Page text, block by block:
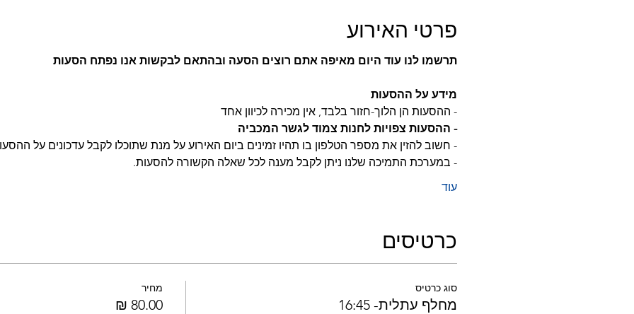
פרטי האירוע
תרשמו לנו עוד היום מאיפה אתם רוצים הסעה ובהתאם לבקשות אנו נפתח הסעות
מידע על ההסעות
- ההסעות הן הלוך-חזור בלבד, אין מכירה לכיוון אחד
- ההסעות צפויות לחנות צמוד לגשר המכביה
- חשוב להזין את מספר הטלפון בו תהיו זמינים ביום האירוע על מנת שתוכלו לקבל עדכונים על
- במערכת התמיכה שלנו ניתן לקבל מענה לכל שאלה הקשורה להסעות.
עוד
כרטיסים
סוג כרטיס
מחלף עתלית- 16:45
מחיר